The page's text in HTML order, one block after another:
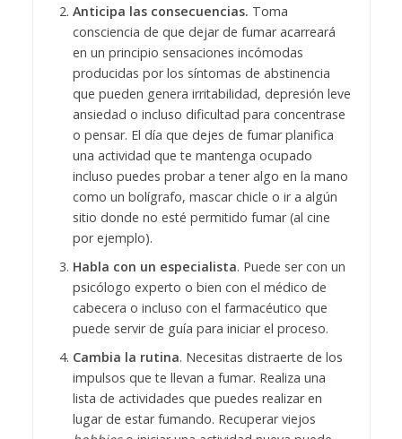
Anticipa las consecuencias. Toma
consciencia de que dejar de fumar acarreará
en un principio sensaciones incómodas
producidas por los síntomas de abstinencia
que pueden genera irritabilidad, depresión leve
ansiedad o incluso dificultad para concentrase
o pensar. El día que dejes de fumar planifica
una actividad que te mantenga ocupado
incluso puedes probar a tener algo en la mano
como un bolígrafo, mascar chicle o ir a algún
sitio donde no esté permitido fumar (al cine
por ejemplo).
Habla con un especialista. Puede ser con un
psicólogo experto o bien con el médico de
cabecera o incluso con el farmacéutico que
puede servir de guía para iniciar el proceso.
Cambia la rutina. Necesitas distraerte de los
impulsos que te llevan a fumar. Realiza una
lista de actividades que puedes realizar en
lugar de estar fumando. Recuperar viejos